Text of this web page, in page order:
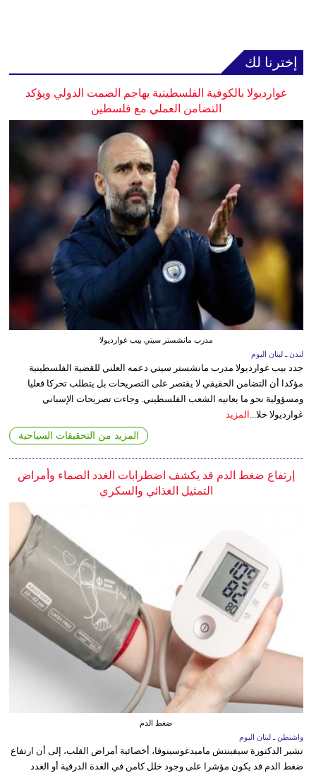
إخترنا لك
غوارديولا بالكوفية الفلسطينية يهاجم الصمت الدولي ويؤكد
التضامن العملي مع فلسطين
مدرب مانشستر سيتي بيب غوارديولا
لندن ـ لبنان اليوم
جدد بيب غوارديولا مدرب مانشستر سيتي دعمه العلني للقضية الفلسطينية
مؤكدا أن التضامن الحقيقي لا يقتصر على التصريحات بل يتطلب تحركا فعليا
ومسؤولية نحو ما يعانيه الشعب الفلسطيني. وجاءت تصريحات الإسباني
غوارديولا خلا... المزيد
المزيد من التحقيقات السياحية
إرتفاع ضغط الدم قد يكشف اضطرابات الغدد الصماء وأمراض
التمثيل الغذائي والسكري
ضغط الدم
واشنطن ـ لبنان اليوم
تشير الدكتورة سيفينتش ماميدغوسينوفا، أخصائية أمراض القلب، إلى أن ارتفاع
ضغط الدم قد يكون مؤشرا على وجود خلل كامن في الغدة الدرقية أو الغدد